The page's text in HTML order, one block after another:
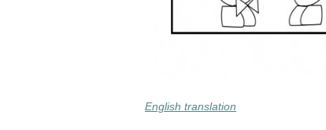
English translation